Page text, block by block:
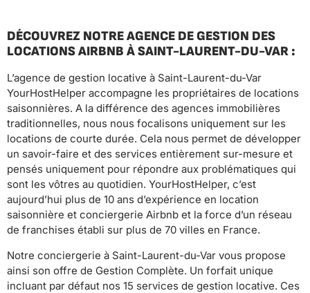
DÉCOUVREZ NOTRE AGENCE DE GESTION DES
LOCATIONS AIRBNB À SAINT-LAURENT-DU-VAR :
L’agence de gestion locative à Saint-Laurent-du-Var
YourHostHelper accompagne les propriétaires de locations
saisonnières. A la différence des agences immobilières
traditionnelles, nous nous focalisons uniquement sur les
locations de courte durée. Cela nous permet de développer
un savoir-faire et des services entièrement sur-mesure et
pensés uniquement pour répondre aux problématiques qui
sont les vôtres au quotidien. YourHostHelper, c’est
aujourd’hui plus de 10 ans d’expérience en location
saisonnière et conciergerie Airbnb et la force d’un réseau
de franchises établi sur plus de 70 villes en France.
Notre conciergerie à Saint-Laurent-du-Var vous propose
ainsi son offre de Gestion Complète. Un forfait unique
incluant par défaut nos 15 services de gestion locative. Ces